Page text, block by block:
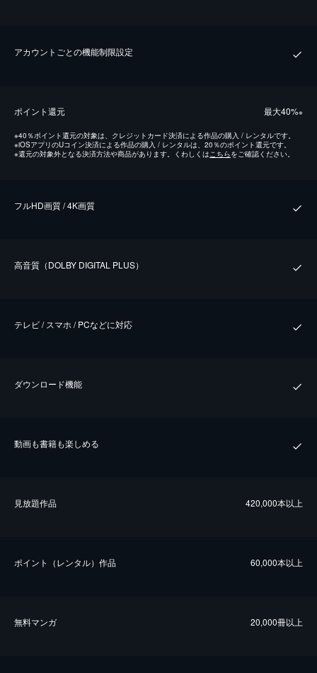
アカウントごとの機能制限設定
ポイント還元 最⼤40%※
※40％ポイント還元の対象は、クレジットカード決済による作品の購入 / レンタルです。
※iOSアプリのUコイン決済による作品の購入 / レンタルは、20％のポイント還元です。
※還元の対象外となる決済方法や商品があります。くわしくはこちらをご確認ください。
フルHD画質 / 4K画質
⾼⾳質（DOLBY DIGITAL PLUS）
テレビ / スマホ / PCなどに対応
ダウンロード機能
動画も書籍も楽しめる
⾒放題作品 420,000本以上
ポイント（レンタル）作品 60,000本以上
無料マンガ 20,000冊以上